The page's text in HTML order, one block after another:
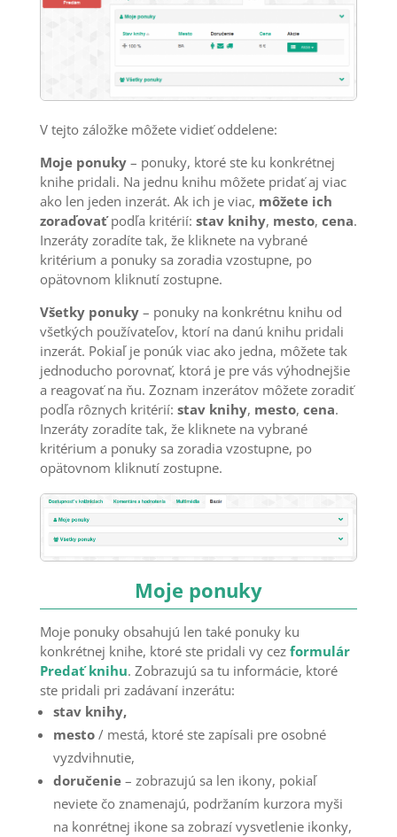
V tejto záložke môžete vidieť oddelene:
Moje ponuky– ponuky, ktoré ste ku konkrétnej
knihe pridali. Na jednu knihu môžete pridať aj viac
ako len jeden inzerát. Ak ich je viac, môžete ich
zoraďovaťpodľa kritérií: stav knihy, mesto, cena.
Inzeráty zoradíte tak, že kliknete na vybrané
kritérium a ponuky sa zoradia vzostupne, po
opätovnom kliknutí zostupne.
Všetky ponuky– ponuky na konkrétnu knihu od
všetkých používateľov, ktorí na danú knihu pridali
inzerát. Pokiaľ je ponúk viac ako jedna, môžete tak
jednoducho porovnať, ktorá je pre vás výhodnejšie
a reagovať na ňu. Zoznam inzerátov môžete zoradiť
podľa rôznych kritérií: stav knihy, mesto, cena.
Inzeráty zoradíte tak, že kliknete na vybrané
kritérium a ponuky sa zoradia vzostupne, po
opätovnom kliknutí zostupne.
Moje ponuky
Moje ponuky obsahujú len také ponuky ku
konkrétnej knihe, ktoré ste pridali vy cez formulár
Predať knihu. Zobrazujú sa tu informácie, ktoré
ste pridali pri zadávaní inzerátu:
stav knihy,
mesto / mestá, ktoré ste zapísali pre osobné
vyzdvihnutie,
doručenie – zobrazujú sa len ikony, pokiaľ
neviete čo znamenajú, podržaním kurzora myši
na konrétnej ikone sa zobrazí vysvetlenie ikonky,